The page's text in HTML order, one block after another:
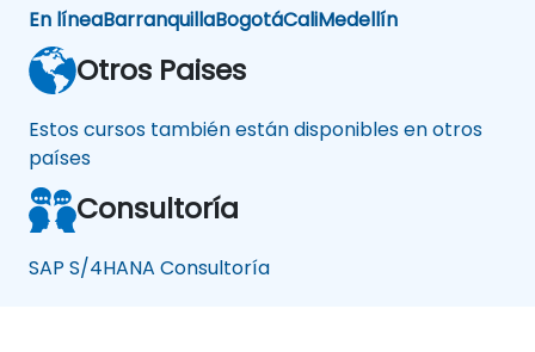
En líneaBarranquillaBogotáCaliMedellín
Otros Paises
Estos cursos también están disponibles en otros
países
Consultoría
SAP S/4HANA Consultoría